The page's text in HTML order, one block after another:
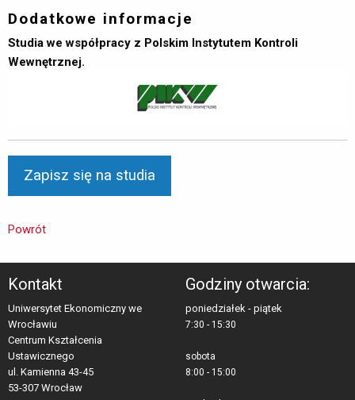
Dodatkowe informacje
Studia we współpracy z Polskim Instytutem Kontroli
Wewnętrznej.
Powrót
Kontakt
Uniwersytet Ekonomiczny we
Wrocławiu
Centrum Kształcenia
Ustawicznego
ul. Kamienna 43-45
53-307 Wrocław
Godziny otwarcia:
poniedziałek - piątek
7:30 - 15:30
sobota
8:00 - 15:00